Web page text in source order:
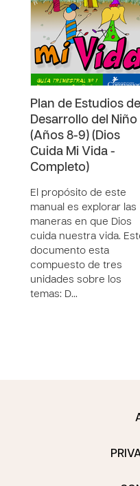
Plan de Estudios de
Desarrollo del Niño
(Años 8-9) (Dios
Cuida Mi Vida -
Completo)
El propósito de este
manual es explorar las
maneras en que Dios
cuida nuestra vida.
documento esta
compuesto de tres
unidades sobre los
temas: D…